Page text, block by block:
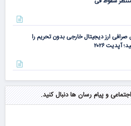
صرافی ارز دیجیتال خارجی بدون تحریم را
آپدیت ۲۰۲۶
و پیام رسان ها دنبال کنید.